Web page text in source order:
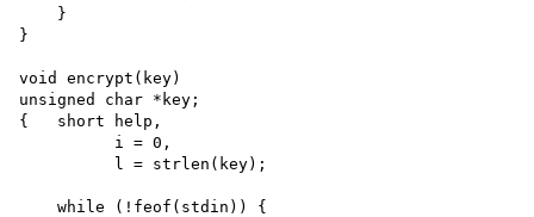
    }
}
void encrypt(key)
unsigned char *key;
{   short help,
          i = 0,
          l = strlen(key);
    while (!feof(stdin)) {